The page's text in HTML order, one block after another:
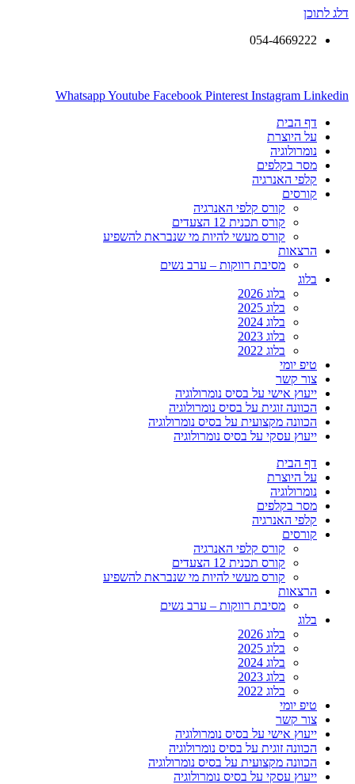
דלג לתוכן
054-4669222
WhatsappYoutube Facebook Pinterest Instagram Linkedin
דף הבית
על היוצרת
נומרולוגיה
מסר בקלפים
קלפי האנרגיה
קורסים
קורס קלפי האנרגיה
קורס תכנית 12 הצעדים
קורס מעשי להיות מי שנבראת להשפיע
הרצאות
מסיבת רווקות – ערב נשים
בלוג
בלוג 2026
בלוג 2025
בלוג 2024
בלוג 2023
בלוג 2022
טיפ יומי
צור קשר
ייעוץ אישי על בסיס נומרולוגיה
הכוונה זוגית על בסיס נומרולוגיה
הכוונה מקצועית על בסיס נומרולוגיה
ייעוץ עסקי על בסיס נומרולוגיה
דף הבית
על היוצרת
נומרולוגיה
מסר בקלפים
קלפי האנרגיה
קורסים
קורס קלפי האנרגיה
קורס תכנית 12 הצעדים
קורס מעשי להיות מי שנבראת להשפיע
הרצאות
מסיבת רווקות – ערב נשים
בלוג
בלוג 2026
בלוג 2025
בלוג 2024
בלוג 2023
בלוג 2022
טיפ יומי
צור קשר
ייעוץ אישי על בסיס נומרולוגיה
הכוונה זוגית על בסיס נומרולוגיה
הכוונה מקצועית על בסיס נומרולוגיה
ייעוץ עסקי על בסיס נומרולוגיה